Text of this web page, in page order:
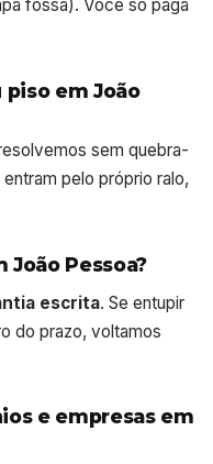
fossa). Você só paga
piso em João
sem quebra-
pelo próprio ralo,
Pessoa?
escrita. Se entupir
do prazo, voltamos
e empresas em